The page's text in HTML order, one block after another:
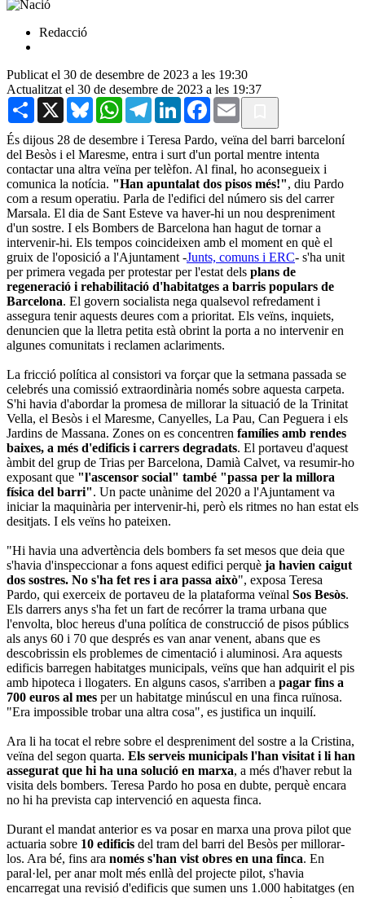
Redacció
Publicat el 30 de desembre de 2023 a les 19:30
Actualitzat el 30 de desembre de 2023 a les 19:37
Share X BlueskyWhatsAppTelegramLinkedInFacebook
Email
És dijous 28 de desembre i Teresa Pardo, veïna del barri barceloní
del Besòs i el Maresme, entra i surt d'un portal mentre intenta
contactar una altra veïna per telèfon. Al final, ho aconsegueix i
comunica la notícia. "Han apuntalat dos pisos més!", diu Pardo
com a resum operatiu. Parla de l'edifici del número sis del carrer
Marsala. El dia de Sant Esteve va haver-hi un nou despreniment
d'un sostre. I els Bombers de Barcelona han hagut de tornar a
intervenir-hi. Els tempos coincideixen amb el moment en què el
gruix de l'oposició a l'Ajuntament -Junts, comuns i ERC- s'ha unit
per primera vegada per protestar per l'estat dels plans de
regeneració i rehabilitació d'habitatges a barris populars de
Barcelona. El govern socialista nega qualsevol refredament i
assegura tenir aquests deures com a prioritat. Els veïns, inquiets,
denuncien que la lletra petita està obrint la porta a no intervenir en
algunes comunitats i reclamen aclariments.
La fricció política al consistori va forçar que la setmana passada se
celebrés una comissió extraordinària només sobre aquesta carpeta.
S'hi havia d'abordar la promesa de millorar la situació de la Trinitat
Vella, el Besòs i el Maresme, Canyelles, La Pau, Can Peguera i els
Jardins de Massana. Zones on es concentren famílies amb rendes
baixes, a més d'edificis i carrers degradats. El portaveu d'aquest
àmbit del grup de Trias per Barcelona, Damià Calvet, va resumir-ho
exposant que "l'ascensor social" també "passa per la millora
física del barri". Un pacte unànime del 2020 a l'Ajuntament va
iniciar la maquinària per intervenir-hi, però els ritmes no han estat els
desitjats. I els veïns ho pateixen.
"Hi havia una advertència dels bombers fa set mesos que deia que
s'havia d'inspeccionar a fons aquest edifici perquè ja havien caigut
dos sostres. No s'ha fet res i ara passa això", exposa Teresa
Pardo, qui exerceix de portaveu de la plataforma veïnal Sos Besòs.
Els darrers anys s'ha fet un fart de recórrer la trama urbana que
l'envolta, bloc hereus d'una política de construcció de pisos públics
als anys 60 i 70 que després es van anar venent, abans que es
descobrissin els problemes de cimentació i aluminosi. Ara aquests
edificis barregen habitatges municipals, veïns que han adquirit el pis
amb hipoteca i llogaters. En alguns casos, s'arriben a pagar fins a
700 euros al mes per un habitatge minúscul en una finca ruïnosa.
"Era impossible trobar una altra cosa", es justifica un inquilí.
Ara li ha tocat el rebre sobre el despreniment del sostre a la Cristina,
veïna del segon quarta. Els serveis municipals l'han visitat i li han
assegurat que hi ha una solució en marxa, a més d'haver rebut la
visita dels bombers. Teresa Pardo ho posa en dubte, perquè encara
no hi ha prevista cap intervenció en aquesta finca.
Durant el mandat anterior es va posar en marxa una prova pilot que
actuaria sobre 10 edificis del tram del barri del Besòs per millorar-
los. Ara bé, fins ara només s'han vist obres en una finca. En
paral·lel, per anar molt més enllà del projecte pilot, s'havia
encarregat una revisió d'edificis que sumen uns 1.000 habitatges (en